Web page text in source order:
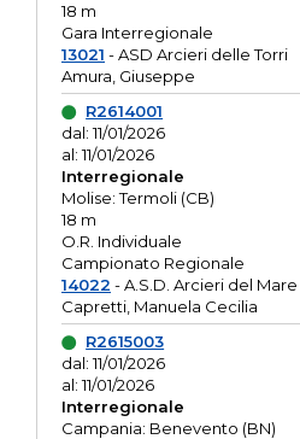
18 m
Gara Interregionale
13021 - ASD Arcieri delle Torri
Amura, Giuseppe
R2614001
dal: 11/01/2026
al: 11/01/2026
Interregionale
Molise: Termoli (CB)
18 m
O.R. Individuale
Campionato Regionale
14022 - A.S.D. Arcieri del Mare
Capretti, Manuela Cecilia
R2615003
dal: 11/01/2026
al: 11/01/2026
Interregionale
Campania: Benevento (BN)